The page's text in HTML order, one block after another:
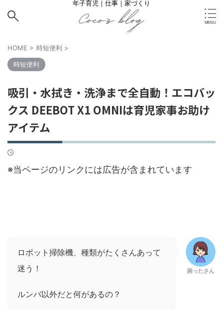
年子育児｜仕事｜家づくり
HOME > 時短便利 >
時短便利
吸引・水拭き・洗浄まで全自動！エコバッ
クス DEEBOT X1 OMNIは育児家事お助け
アイテム
※当ページのリンクには広告が含まれています
ロボット掃除機、種類がたくさんあって
迷う！
ルンバ以外だと何があるの？
困ったさん